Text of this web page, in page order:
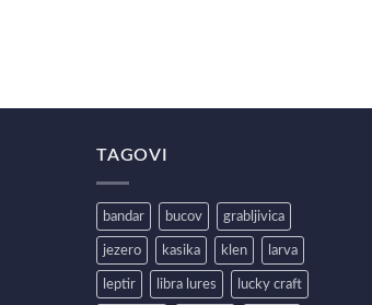
TAGOVI
bandar bucov grabljivica
jezero kasika klen larva
leptir libra lures lucky craft